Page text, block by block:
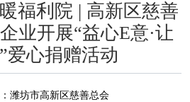
福利院 | 高新区慈善
业开展“益心E意·让
爱心捐赠活动
潍坊市高新区慈善总会